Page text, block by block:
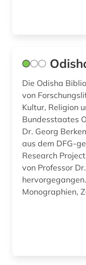
Die Odisha
von
Kultur, Religion
Bundesstaates
Dr. Georg
aus dem DFG-
Research
von Professor
Monographien,